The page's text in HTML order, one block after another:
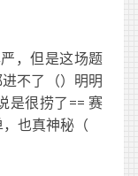
，但是这场题
不了（）明明
是很捞了== 赛
也真神秘（